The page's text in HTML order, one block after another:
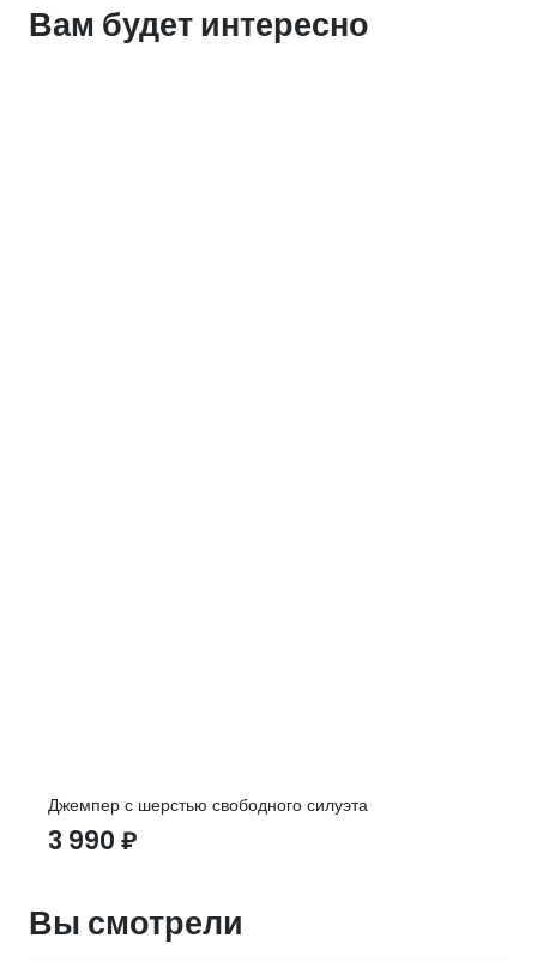
Вам будет интересно
Джемпер с шерстью свободного силуэта
3 990 ₽
Вы смотрели